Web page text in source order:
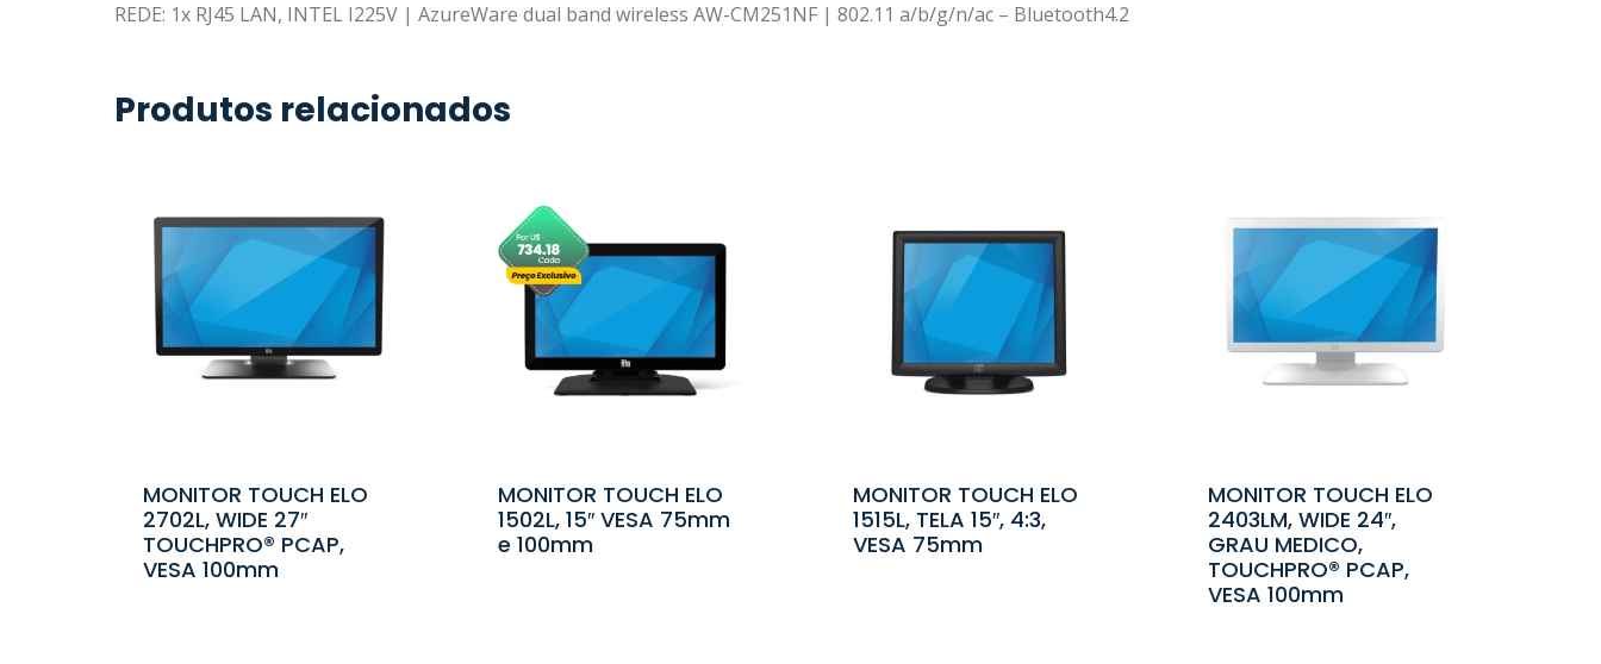
REDE: 1x RJ45 LAN, INTEL I225V | AzureWare dual band wireless AW-CM251NF | 802.11 a/b/g/n/ac – Bluetooth4.2
Produtos relacionados
MONITOR TOUCH ELO
2702L, WIDE 27″
TOUCHPRO® PCAP,
VESA 100mm
MONITOR TOUCH ELO
1502L, 15″ VESA 75mm
e 100mm
MONITOR TOUCH ELO
1515L, TELA 15″, 4:3,
VESA 75mm
MONITOR TOUCH ELO
2403LM, WIDE 24″,
GRAU MEDICO,
TOUCHPRO® PCAP,
VESA 100mm